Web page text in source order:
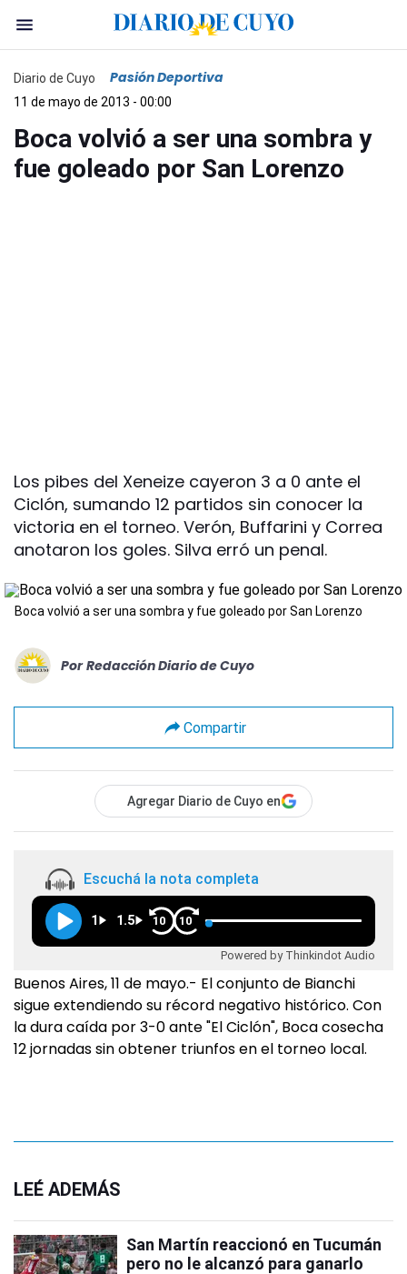
Diario de Cuyo Pasión Deportiva
11 de mayo de 2013 - 00:00
Boca volvió a ser una sombra y
fue goleado por San Lorenzo
Los pibes del Xeneize cayeron 3 a 0 ante el
Ciclón, sumando 12 partidos sin conocer la
victoria en el torneo. Verón, Buffarini y Correa
anotaron los goles. Silva erró un penal.
Boca volvió a ser una sombra y fue goleado por San Lorenzo
Por Redacción Diario de Cuyo
Compartir
Agregar Diario de Cuyo en
Escuchá la nota completa
1 1.5 10 10
Powered by Thinkindot Audio
Buenos Aires, 11 de mayo.- El conjunto de Bianchi
sigue extendiendo su récord negativo histórico. Con
la dura caída por 3-0 ante "El Ciclón", Boca cosecha
12 jornadas sin obtener triunfos en el torneo local.
LEÉ ADEMÁS
San Martín reaccionó en Tucumán
pero no le alcanzó para ganarlo